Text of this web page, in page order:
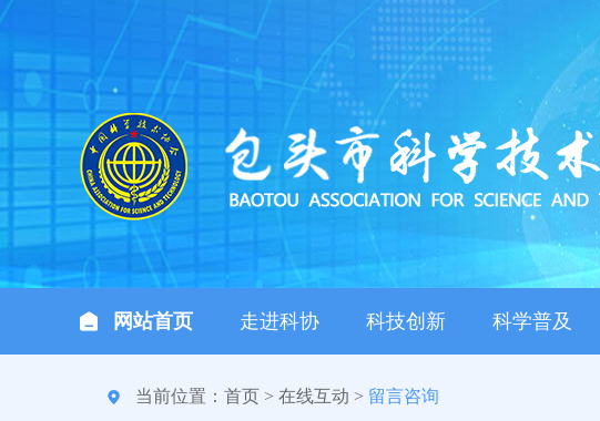
网站首页 走进科协 科技创新 科学普及
当前位置： 首页 > 在线互动 > 留言咨询